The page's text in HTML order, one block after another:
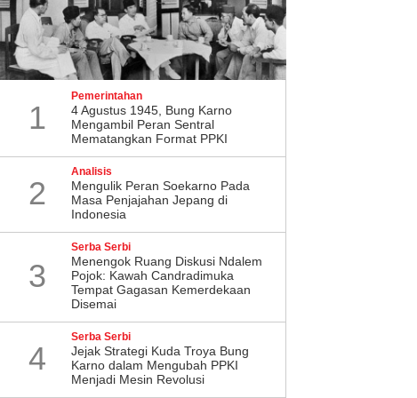
1
Pemerintahan
4 Agustus 1945, Bung Karno
Mengambil Peran Sentral
Mematangkan Format PPKI
2
Analisis
Mengulik Peran Soekarno Pada
Masa Penjajahan Jepang di
Indonesia
3
Serba Serbi
Menengok Ruang Diskusi Ndalem
Pojok: Kawah Candradimuka
Tempat Gagasan Kemerdekaan
Disemai
4
Serba Serbi
Jejak Strategi Kuda Troya Bung
Karno dalam Mengubah PPKI
Menjadi Mesin Revolusi